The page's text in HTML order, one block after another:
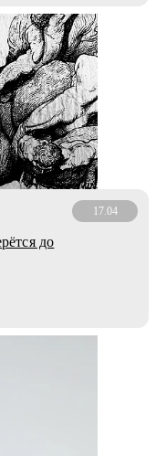
17.04
до